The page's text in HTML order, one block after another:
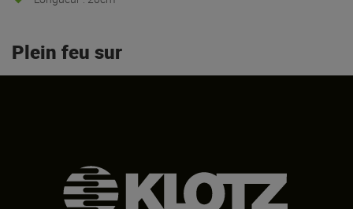
Plein feu sur